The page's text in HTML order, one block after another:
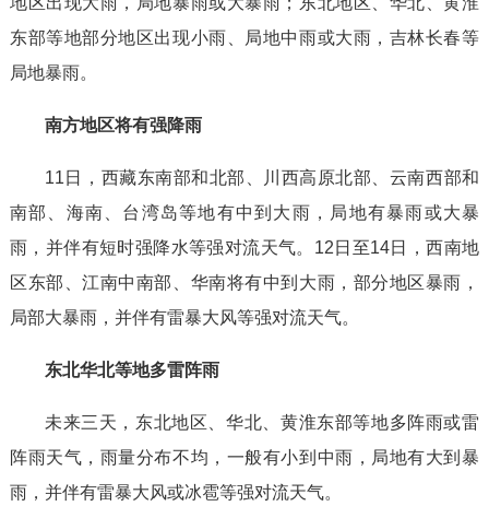
东部等地部分地区出现小雨、局地中雨或大雨，吉林长春等
局地暴雨。
南方地区将有强降雨
11日，西藏东南部和北部、川西高原北部、云南西部和
南部、海南、台湾岛等地有中到大雨，局地有暴雨或大暴
雨，并伴有短时强降水等强对流天气。12日至14日，西南地
区东部、江南中南部、华南将有中到大雨，部分地区暴雨，
局部大暴雨，并伴有雷暴大风等强对流天气。
东北华北等地多雷阵雨
未来三天，东北地区、华北、黄淮东部等地多阵雨或雷
阵雨天气，雨量分布不均，一般有小到中雨，局地有大到暴
雨，并伴有雷暴大风或冰雹等强对流天气。